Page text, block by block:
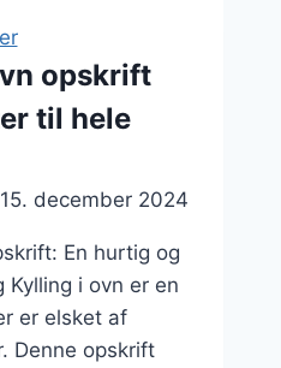
opskrift
til hele
15. december 2024
En hurtig og
i ovn er en
er elsket af
Denne opskrift